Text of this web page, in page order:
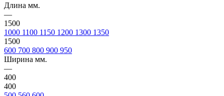
Длина мм.
—
1500
1000 1100 1150 1200 1300 1350
1500
600 700 800 900 950
Ширина мм.
—
400
400